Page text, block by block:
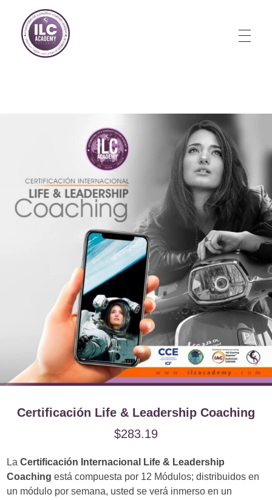
Certificación Life & Leadership Coaching
$283.19
LaCertificación Internacional Life & Leadership
Coaching está compuesta por 12 Módulos; distribuidos en
un módulo por semana, usted se verá inmerso en un